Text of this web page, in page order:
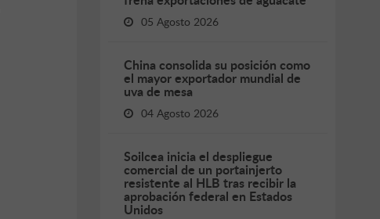
05 Agosto 2026
China consolida su posición como
el mayor exportador mundial de
uva de mesa
04 Agosto 2026
Soilcea inicia el despliegue
comercial de un portainjerto
resistente al HLB tras recibir la
aprobación federal en Estados
Unidos